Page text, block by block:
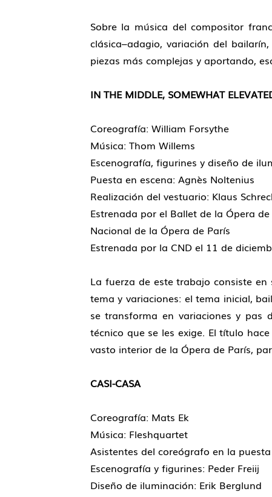
Sobre la música del compositor
clásica–adagio, variación del
piezas más complejas y aportando,
IN THE MIDDLE, SOMEWHAT
Coreografía: William Forsythe
Música: Thom Willems
Escenografía, figurines y diseño de
Puesta en escena: Agnès Noltenius
Realización del vestuario: Klaus
Estrenada por el Ballet de la Ópera
Nacional de la Ópera de París
Estrenada por la CND el 11 de
La fuerza de este trabajo consiste
tema y variaciones: el tema inicial,
se transforma en variaciones y pas
técnico que se les exige. El título
vasto interior de la Ópera de París,
CASI-CASA
Coreografía: Mats Ek
Música: Fleshquartet
Asistentes del coreógrafo en la
Escenografía y figurines: Peder Freiij
Diseño de iluminación: Erik Berglund